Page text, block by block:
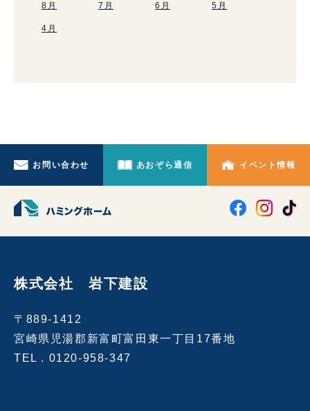
8月 7月 6月 5月
4月
お問い合わせ あおぞら通信 イベント情報
株式会社 岩下建設
〒889-1412
宮崎県児湯郡新富町富田東一丁目17番地
TEL . 0120-958-347